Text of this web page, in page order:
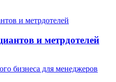
и метрдотелей